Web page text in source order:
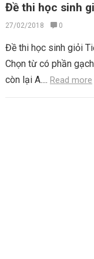
Đề thi học sinh
27/02/2018 0
Đề thi học sinh giỏi
Chọn từ có phần
còn lại A.... Read more